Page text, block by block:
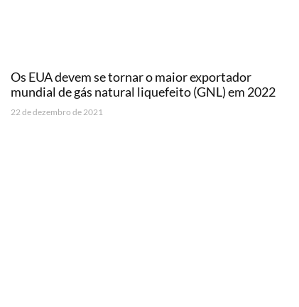
Os EUA devem se tornar o maior exportador
mundial de gás natural liquefeito (GNL) em 2022
22 de dezembro de 2021